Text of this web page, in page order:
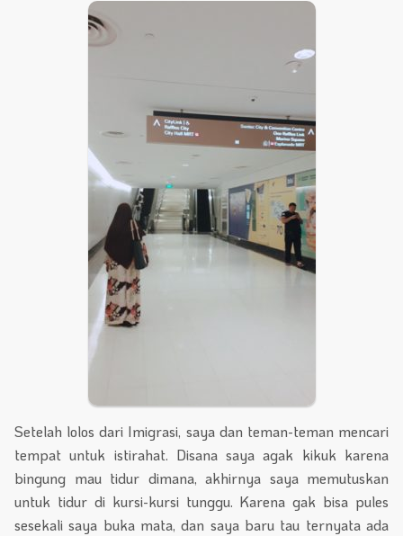
Setelah lolos dari Imigrasi, saya dan teman-teman mencari
tempat untuk istirahat. Disana saya agak kikuk karena
bingung mau tidur dimana, akhirnya saya memutuskan
untuk tidur di kursi-kursi tunggu. Karena gak bisa pules
sesekali saya buka mata, dan saya baru tau ternyata ada